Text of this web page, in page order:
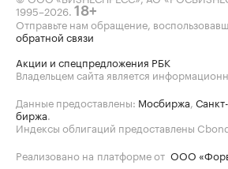
1995–2026 18+
Отправьте нам обращение,
обратной связи
Акции и спецпредложения РБК
Владельцем сайта является
Данные предоставлены: Мосбиржа
биржа
Индексы облигаций предоставлены
Реализовано на платформе от ООО